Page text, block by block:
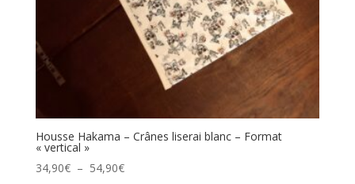
Housse Hakama – Crânes liserai blanc – Format
« vertical »
34,90€ – 54,90€Plage